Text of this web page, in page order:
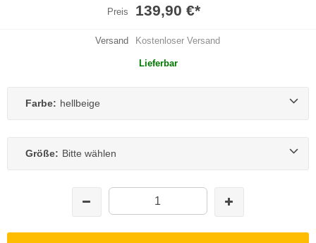
Preis 139,90 €*
Versand Kostenloser Versand
Lieferbar
Farbe: hellbeige
Größe: Bitte wählen